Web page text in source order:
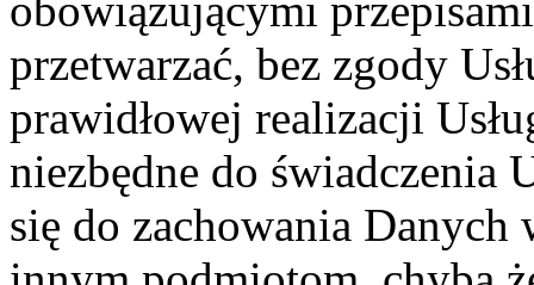
przetwarzać, bez zgody
prawidłowej realizacji
niezbędne do świadczenia
się do zachowania